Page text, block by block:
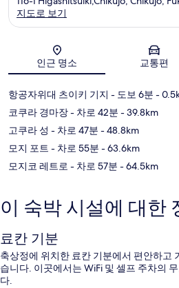
지도
지도로 보기
인근 명소 교통편
항공자위대 츠이키 기지 - 도보 6분 -
코쿠라 경마장- 차로 42분 - 39.8km
고쿠라 성 - 차로 47분 - 48.8km
모지 포트 - 차로 55분 - 63.6km
모지코 레트로 - 차로 57분 - 64.5km
이 숙박 시설에 대한
료칸 기분
축상정에 위치한 료칸 기분에서 편안하고
습니다. 이곳에서는 WiFi 및 셀프 주차의
다.